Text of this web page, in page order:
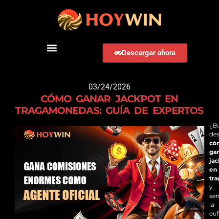
Descargar ahora
03/24/2026
CÓMO GANAR JACKPOT EN
TRAGAMONEDAS: GUÍA DE EXPERTOS
en
y
la